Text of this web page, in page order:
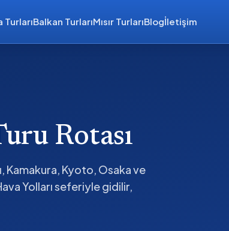
TurlarıBalkan TurlarıMısır TurlarıBlogİletişim
Rotası
Kamakura, Kyoto, Osaka ve
Yolları seferiyle gidilir,